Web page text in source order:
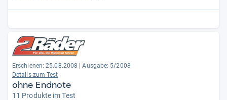
Erschienen: 25.08.2008
Ausgabe: 5/2008
Details zum Test
ohne Endnote
11 Produkte im Test